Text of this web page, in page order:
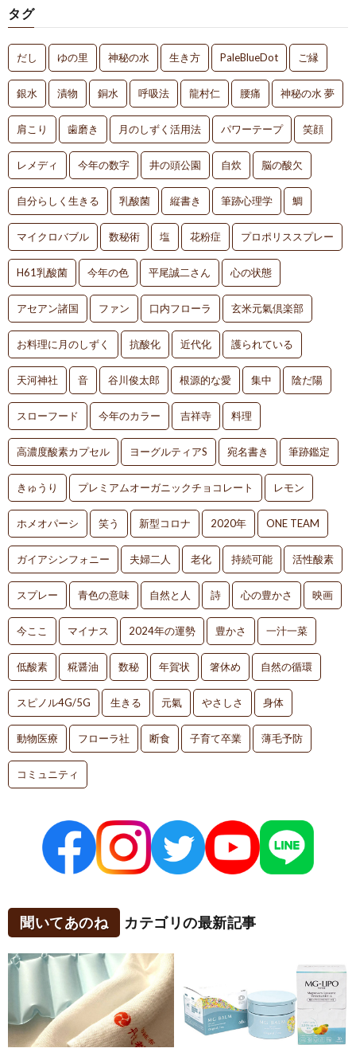
タグ
だし ゆの里 神秘の水 生き方 PaleBlueDot ご縁
銀水 漬物 銅水 呼吸法 龍村仁 腰痛 神秘の水 夢
肩こり 歯磨き 月のしずく活用法 パワーテープ 笑顔
レメディ 今年の数字 井の頭公園 自炊 脳の酸欠
自分らしく生きる 乳酸菌 縦書き 筆跡心理学 鯛
マイクロバブル 数秘術 塩 花粉症 プロポリススプレー
H61乳酸菌 今年の色 平尾誠二さん 心の状態
アセアン諸国 ファン 口内フローラ 玄米元氣倶楽部
お料理に月のしずく 抗酸化 近代化 護られている
天河神社 音 谷川俊太郎 根源的な愛 集中 陰だ陽
スローフード 今年のカラー 吉祥寺 料理
高濃度酸素カプセル ヨーグルティアS 宛名書き 筆跡鑑定
きゅうり プレミアムオーガニックチョコレート レモン
ホメオパーシ 笑う 新型コロナ 2020年 ONE TEAM
ガイアシンフォニー 夫婦二人 老化 持続可能 活性酸素
スプレー 青色の意味 自然と人 詩 心の豊かさ 映画
今ここ マイナス 2024年の運勢 豊かさ 一汁一菜
低酸素 糀醤油 数秘 年賀状 箸休め 自然の循環
スピノル4G/5G 生きる 元氣 やさしさ 身体
動物医療 フローラ社 断食 子育て卒業 薄毛予防
コミュニティ
聞いてあのね カテゴリの最新記事